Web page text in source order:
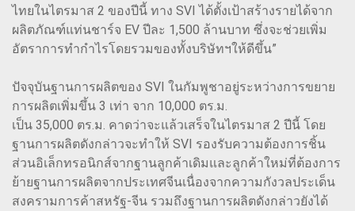
ไทยในไตรมาส 2 ของปีนี้ ทาง SVI ได้ตั้งเป้าสร้างรายได้จาก
ผลิตภัณฑ์แท่นชาร์จ EV ปีละ 1,500 ล้านบาท ซึ่งจะช่วยเพิ่ม
อัตราการทำกำไรโดยรวมของทั้งบริษัทฯให้ดีขึ้น”
ปัจจุบันฐานการผลิตของ SVI ในกัมพูชาอยู่ระหว่างการขยาย
การผลิตเพิ่มขึ้น 3 เท่า จาก 10,000 ตร.ม.
เป็น 35,000 ตร.ม. คาดว่าจะแล้วเสร็จในไตรมาส 2 ปีนี้ โดย
ฐานการผลิตดังกล่าวจะทำให้ SVI รองรับความต้องการชิ้น
ส่วนอิเล็กทรอนิกส์จากฐานลูกค้าเดิมและลูกค้าใหม่ที่ต้องการ
ย้ายฐานการผลิตจากประเทศจีนเนื่องจากความกังวลประเด็น
สงครามการค้าสหรัฐ-จีน รวมถึงฐานการผลิตดังกล่าวยังได้